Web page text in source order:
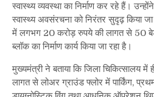
स्वास्थ्य व्यवस्था का निर्माण कर रहे हैं।
स्वास्थ्य अवसंरचना को निरंतर सुदृढ़ किया
में लगभग 20 करोड़ रुपये की लागत से 50
ब्लॉक का निर्माण कार्य किया जा रहा है।
मुख्यमंत्री ने बताया कि जिला चिकित्सालय
लागत से लोअर ग्राउंड फ्लोर में पार्किंग,